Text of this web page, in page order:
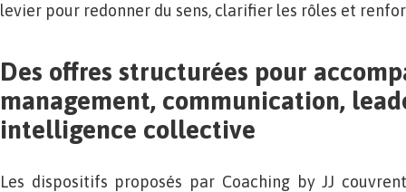
levier pour redonner du sens, clarifier les rôles et
Des offres structurées pour
management, communication,
intelligence collective
Les dispositifs proposés par Coaching by JJ